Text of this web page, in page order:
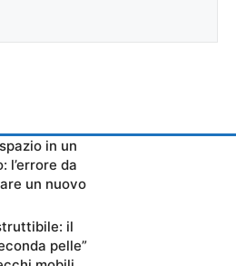
in un
l’errore da
un nuovo
il
pelle”